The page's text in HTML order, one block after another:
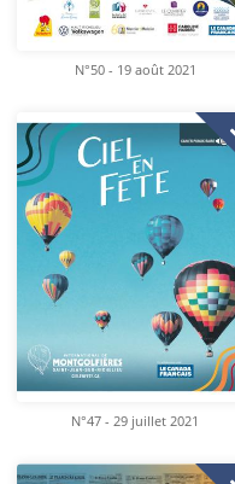
N°50 - 19 août 2021
N°47 - 29 juillet 2021